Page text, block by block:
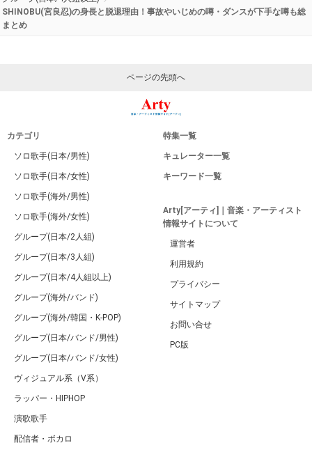
SHINOBU(宮良忍)の身長と脱退理由！事故やいじめの噂・ダンスが下手な噂も総
まとめ
ページの先頭へ
カテゴリ
ソロ歌手(日本/男性)
ソロ歌手(日本/女性)
ソロ歌手(海外/男性)
ソロ歌手(海外/女性)
グループ(日本/2人組)
グループ(日本/3人組)
グループ(日本/4人組以上)
グループ(海外/バンド)
グループ(海外/韓国・K-POP)
グループ(日本/バンド/男性)
グループ(日本/バンド/女性)
ヴィジュアル系（V系）
ラッパー・HIPHOP
演歌歌手
配信者・ボカロ
特集一覧
キュレーター一覧
キーワード一覧
Arty[アーティ]｜音楽・アーティスト
情報サイトについて
運営者
利用規約
プライバシー
サイトマップ
お問い合せ
PC版